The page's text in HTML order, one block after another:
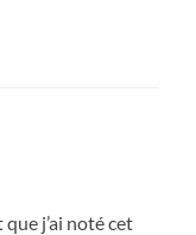
j’ai noté cet